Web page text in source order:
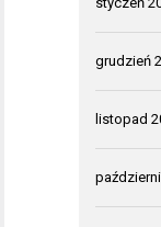
grudzień
listopad